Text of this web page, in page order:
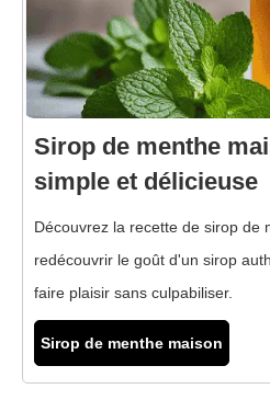
Sirop de menthe
simple et délicieuse
Découvrez la recette de sirop de
redécouvrir le goût d'un sirop
faire plaisir sans culpabiliser.
Sirop de menthe maison